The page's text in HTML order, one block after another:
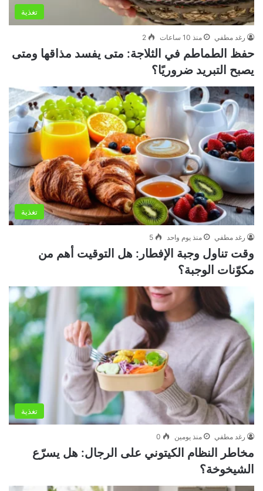
تغذية
رغد مطفي منذ 10 ساعات 2
حفظ الطماطم في الثلاجة: متى يفسد مذاقها ومتى
يصبح التبريد ضروريًا؟
تغذية
رغد مطفي منذ يوم واحد 5
وقت تناول وجبة الإفطار: هل التوقيت أهم من
مكوّنات الوجبة؟
تغذية
رغد مطفي منذ يومين 0
مخاطر النظام الكيتوني على الرجال: هل يسرّع
الشيخوخة؟